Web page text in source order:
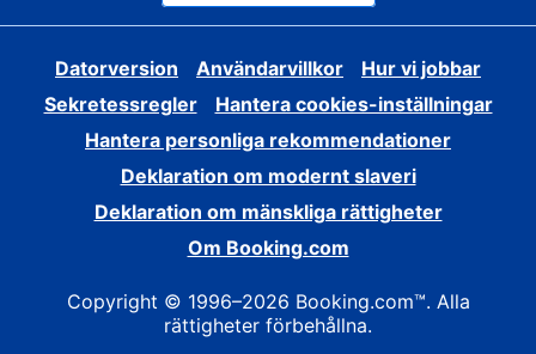
Datorversion Användarvillkor
Hur vi jobbar
Sekretessregler
Hantera cookies-inställningar
Hantera personliga rekommendationer
Deklaration om modernt slaveri
Deklaration om mänskliga rättigheter
Om Booking.com
Copyright © 1996–2026 Booking.com™. Alla
rättigheter förbehållna.